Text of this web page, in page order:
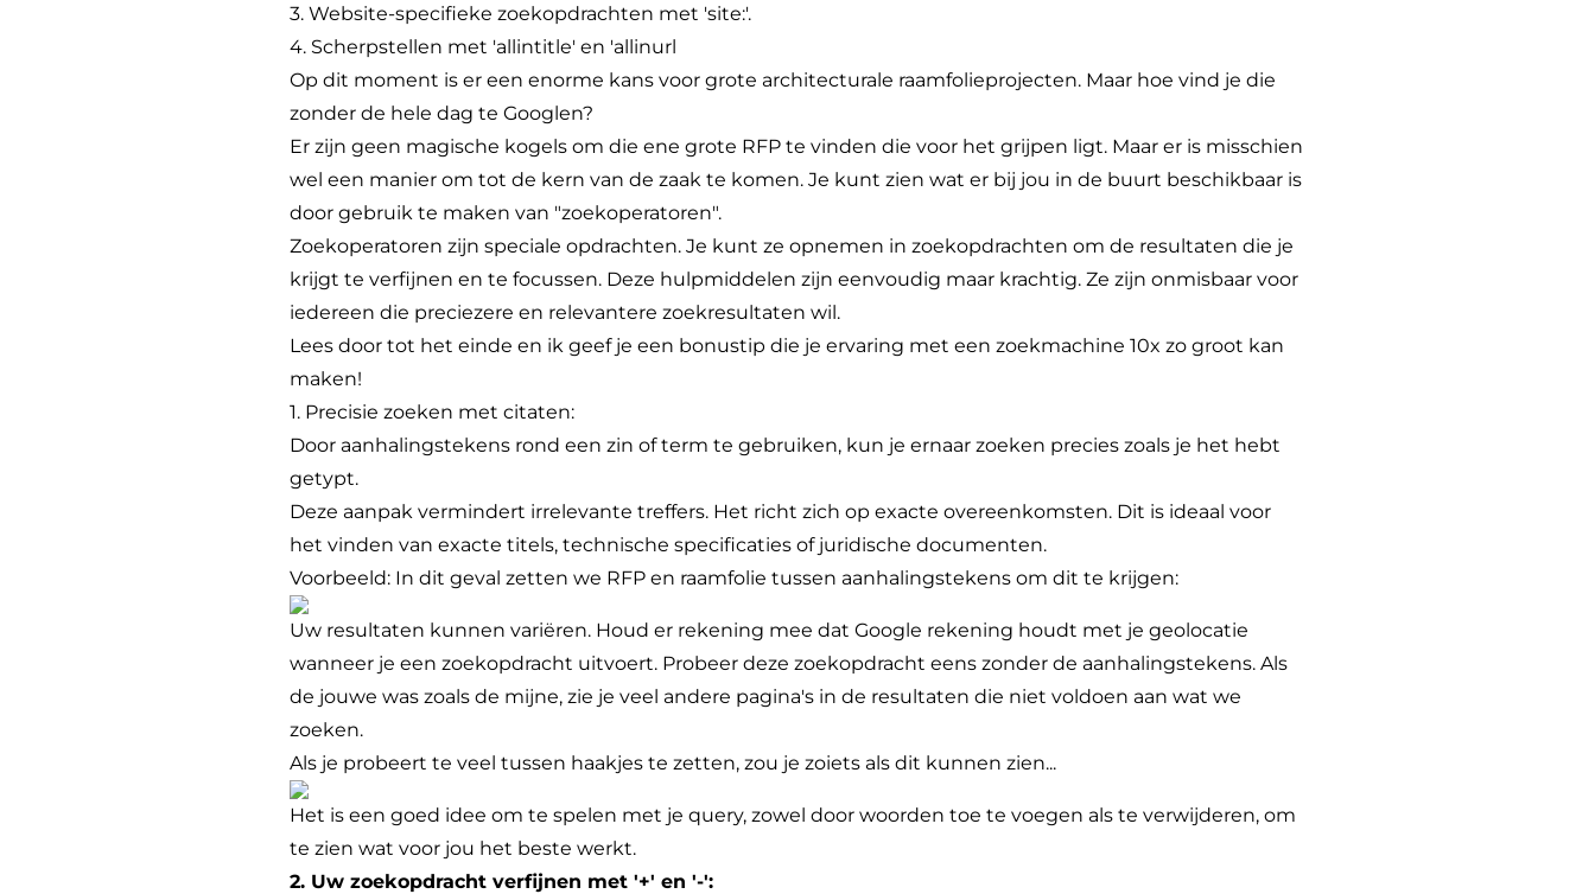
3. Website-specifieke zoekopdrachten met 'site:'.
4. Scherpstellen met 'allintitle' en 'allinurl
Op dit moment is er een enorme kans voor grote architecturale raamfolieprojecten. Maar hoe vind je die
zonder de hele dag te Googlen?
Er zijn geen magische kogels om die ene grote RFP te vinden die voor het grijpen ligt. Maar er is misschien
wel een manier om tot de kern van de zaak te komen. Je kunt zien wat er bij jou in de buurt beschikbaar is
door gebruik te maken van "zoekoperatoren".
Zoekoperatoren zijn speciale opdrachten. Je kunt ze opnemen in zoekopdrachten om de resultaten die je
krijgt te verfijnen en te focussen. Deze hulpmiddelen zijn eenvoudig maar krachtig. Ze zijn onmisbaar voor
iedereen die preciezere en relevantere zoekresultaten wil.
Lees door tot het einde en ik geef je een bonustip die je ervaring met een zoekmachine 10x zo groot kan
maken!
1. Precisie zoeken met citaten:
Door aanhalingstekens rond een zin of term te gebruiken, kun je ernaar zoeken precies zoals je het hebt
getypt.
Deze aanpak vermindert irrelevante treffers. Het richt zich op exacte overeenkomsten. Dit is ideaal voor
het vinden van exacte titels, technische specificaties of juridische documenten.
Voorbeeld: In dit geval zetten we RFP en raamfolie tussen aanhalingstekens om dit te krijgen:
Uw resultaten kunnen variëren. Houd er rekening mee dat Google rekening houdt met je geolocatie
wanneer je een zoekopdracht uitvoert. Probeer deze zoekopdracht eens zonder de aanhalingstekens. Als
de jouwe was zoals de mijne, zie je veel andere pagina's in de resultaten die niet voldoen aan wat we
zoeken.
Als je probeert te veel tussen haakjes te zetten, zou je zoiets als dit kunnen zien...
Het is een goed idee om te spelen met je query, zowel door woorden toe te voegen als te verwijderen, om
te zien wat voor jou het beste werkt.
2. Uw zoekopdracht verfijnen met '+' en '-':